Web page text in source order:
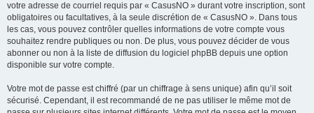
votre adresse de courriel requis par « CasusNO » durant votre inscription, sont
obligatoires ou facultatives, à la seule discrétion de « CasusNO ». Dans tous
les cas, vous pouvez contrôler quelles informations de votre compte vous
souhaitez rendre publiques ou non. De plus, vous pouvez décider de vous
abonner ou non à la liste de diffusion du logiciel phpBB depuis une option
disponible sur votre compte.
Votre mot de passe est chiffré (par un chiffrage à sens unique) afin qu’il soit
sécurisé. Cependant, il est recommandé de ne pas utiliser le même mot de